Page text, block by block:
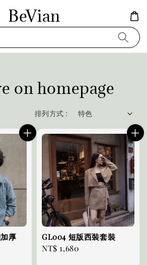
BeVian
on homepage
排列方式 :
厚
GL004 短版西裝套裝
Regular
NT$ 1,680